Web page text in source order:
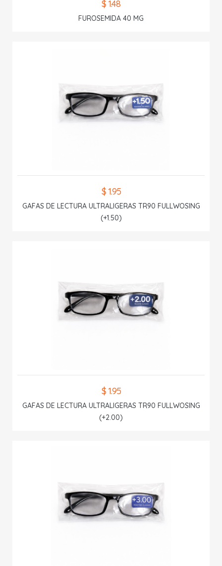
$ 1.48
FUROSEMIDA 40 MG
$ 1.95
GAFAS DE LECTURA ULTRALIGERAS TR90 FULLWOSING
(+1.50)
$ 1.95
GAFAS DE LECTURA ULTRALIGERAS TR90 FULLWOSING
(+2.00)